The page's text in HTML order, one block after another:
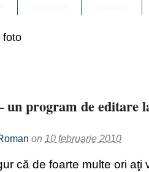
foto
un program de editare
on 10 februarie 2010
că de foarte multe ori aţi